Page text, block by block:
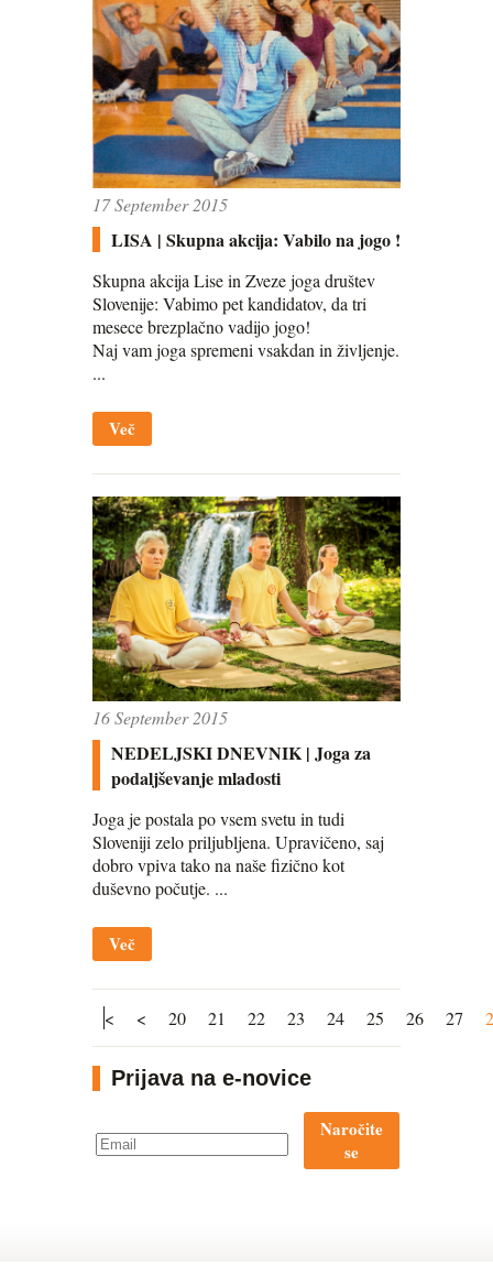
17 September 2015
LISA | Skupna akcija: Vabilo na jogo !
Skupna akcija Lise in Zveze joga društev
Slovenije: Vabimo pet kandidatov, da tri
mesece brezplačno vadijo jogo!
Naj vam joga spremeni vsakdan in življenje.
...
Več
16 September 2015
NEDELJSKI DNEVNIK | Joga za
podaljševanje mladosti
Joga je postala po vsem svetu in tudi
Sloveniji zelo priljubljena. Upravičeno, saj
dobro vpiva tako na naše fizično kot
duševno počutje. ...
Več
< < 20 21 22 23 24 25 26 27
Prijava na e-novice
Naročite
se